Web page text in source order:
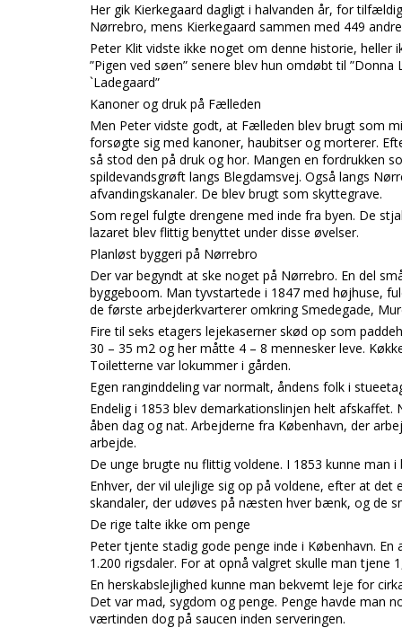
Her gik Kierkegaard dagligt i halvanden år, for
Nørrebro, mens Kierkegaard sammen med 449
Peter Klit vidste ikke noget om denne historie, heller
”Pigen ved søen” senere blev hun omdøbt til
`Ladegaard”
Kanoner og druk på Fælleden
Men Peter vidste godt, at Fælleden blev brugt som
forsøgte sig med kanoner, haubitser og morterer.
så stod den på druk og hor. Mangen en fordrukken
spildevandsgrøft langs Blegdamsvej. Også langs
afvandingskanaler. De blev brugt som skyttegrave.
Som regel fulgte drengene med inde fra byen. De
lazaret blev flittig benyttet under disse øvelser.
Planløst byggeri på Nørrebro
Der var begyndt at ske noget på Nørrebro. En del
byggeboom. Man tyvstartede i 1847 med højhuse,
de første arbejderkvarterer omkring Smedegade,
Fire til seks etagers lejekaserner skød op som
30 – 35 m2 og her måtte 4 – 8 mennesker leve.
Toiletterne var lokummer i gården.
Egen ranginddeling var normalt, åndens folk i
Endelig i 1853 blev demarkationslinjen helt
åben dag og nat. Arbejderne fra København, der
arbejde.
De unge brugte nu flittig voldene. I 1853 kunne man
Enhver, der vil ulejlige sig op på voldene, efter at
skandaler, der udøves på næsten hver bænk, og de
De rige talte ikke om penge
Peter tjente stadig gode penge inde i København.
1.200 rigsdaler. For at opnå valgret skulle man tjene
En herskabslejlighed kunne man bekvemt leje for
Det var mad, sygdom og penge. Penge havde man
værtinden dog på saucen inden serveringen.